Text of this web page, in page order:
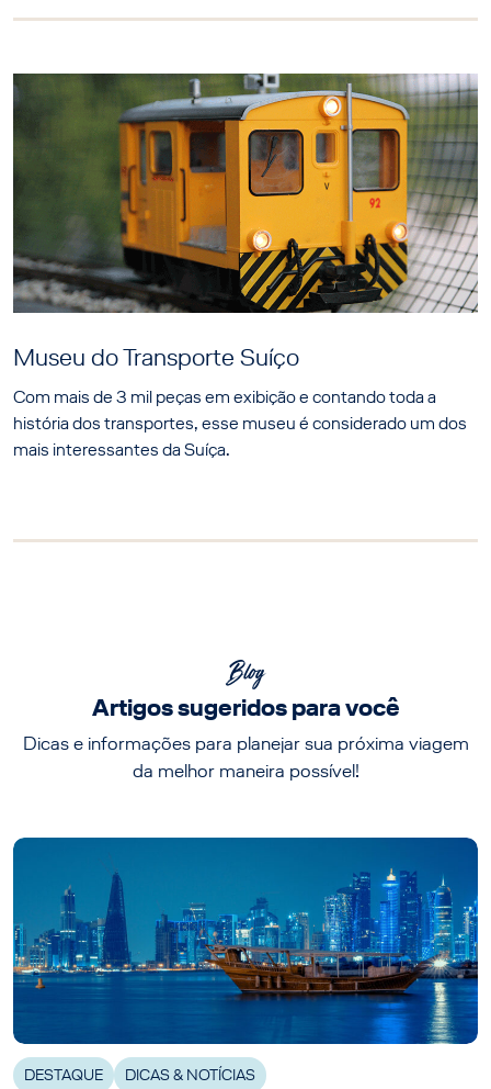
Museu do Transporte Suíço
Com mais de 3 mil peças em exibição e contando toda a
história dos transportes, esse museu é considerado um dos
mais interessantes da Suíça.
Blog
Artigos sugeridos para você
Dicas e informações para planejar sua próxima viagem
da melhor maneira possível!
DESTAQUE DICAS & NOTÍCIAS